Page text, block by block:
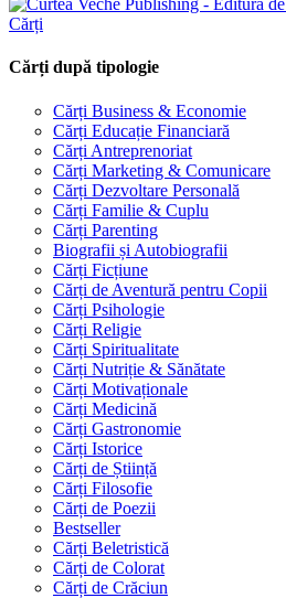
Cărți
Cărți după tipologie
Cărți Business & Economie
Cărți Educație Financiară
Cărți Antreprenoriat
Cărți Marketing & Comunicare
Cărți Dezvoltare Personală
Cărți Familie & Cuplu
Cărți Parenting
Biografii și Autobiografii
Cărți Ficțiune
Cărți de Aventură pentru Copii
Cărți Psihologie
Cărți Religie
Cărți Spiritualitate
Cărți Nutriție & Sănătate
Cărți Motivaționale
Cărți Medicină
Cărți Gastronomie
Cărți Istorice
Cărți de Știință
Cărți Filosofie
Cărți de Poezii
Bestseller
Cărți Beletristică
Cărți de Colorat
Cărți de Crăciun